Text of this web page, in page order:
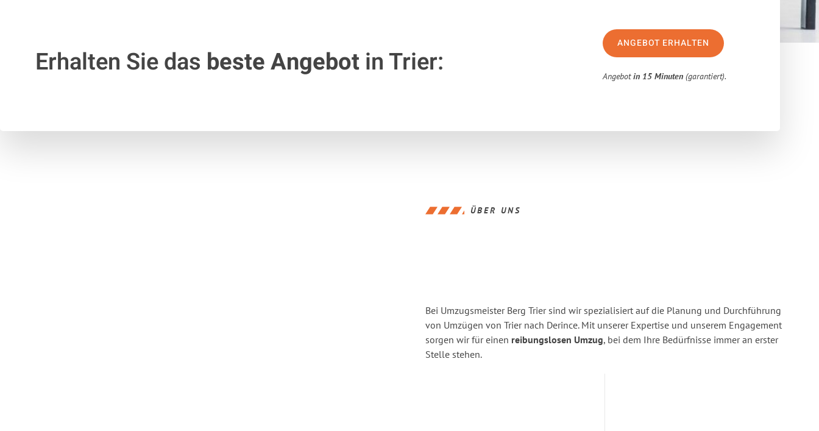
Erhalten Sie das beste Angebotin Trier:
ANGEBOT ERHALTEN
Angebotin 15 Minuten (garantiert).
ÜBER UNS
Bei Umzugsmeister Berg Trier sind wir spezialisiert auf die Planung und Durchführung
von Umzügen von Trier nach Derince. Mit unserer Expertise und unserem Engagement
sorgen wir für einen reibungslosen Umzug, bei dem Ihre Bedürfnisse immer an erster
Stelle stehen.